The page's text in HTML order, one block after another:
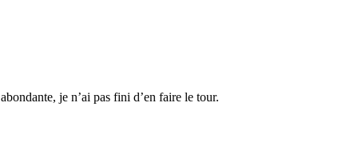
je n’ai pas fini d’en faire le tour.